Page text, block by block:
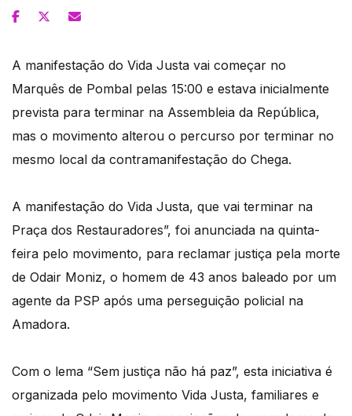
A manifestação do Vida Justa vai começar no
Marquês de Pombal pelas 15:00 e estava inicialmente
prevista para terminar na Assembleia da República,
mas o movimento alterou o percurso por terminar no
mesmo local da contramanifestação do Chega.
A manifestação do Vida Justa, que vai terminar na
Praça dos Restauradores”, foi anunciada na quinta-
feira pelo movimento, para reclamar justiça pela morte
de Odair Moniz, o homem de 43 anos baleado por um
agente da PSP após uma perseguição policial na
Amadora.
Com o lema “Sem justiça não há paz”, esta iniciativa é
organizada pelo movimento Vida Justa, familiares e